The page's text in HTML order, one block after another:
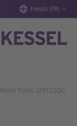
French (FR)
Tronic (281250C-